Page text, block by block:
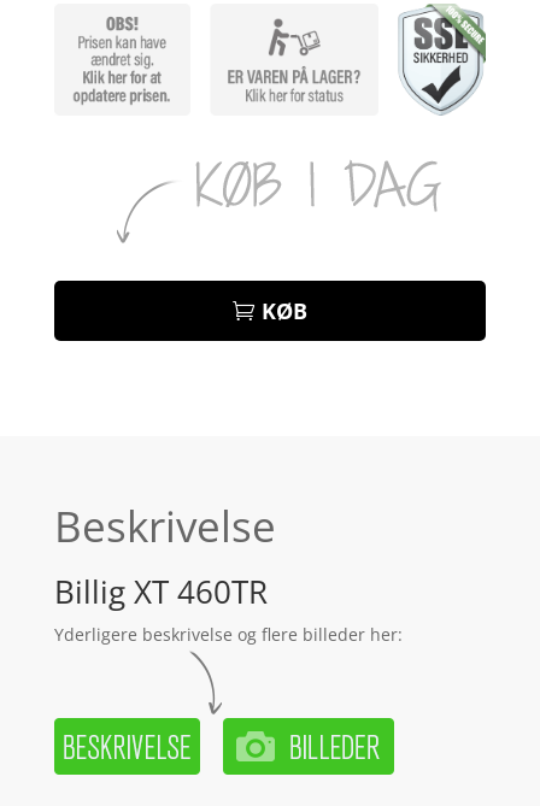
KØB
Beskrivelse
Billig XT 460TR
Yderligere beskrivelse og flere billeder her: